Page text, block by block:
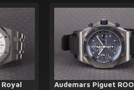
Audemars Piguet ROO